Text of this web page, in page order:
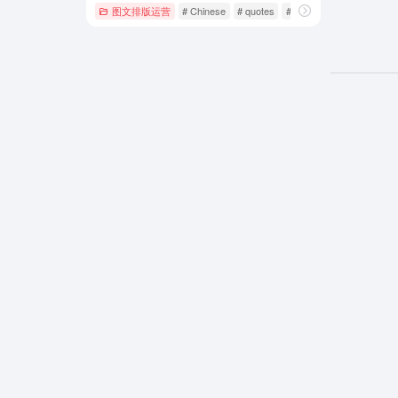
图文排版运营 # Chinese # quotes # WantQuotes